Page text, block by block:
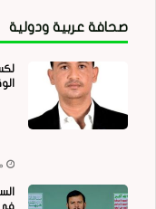
صحافة عربية ودولية
في